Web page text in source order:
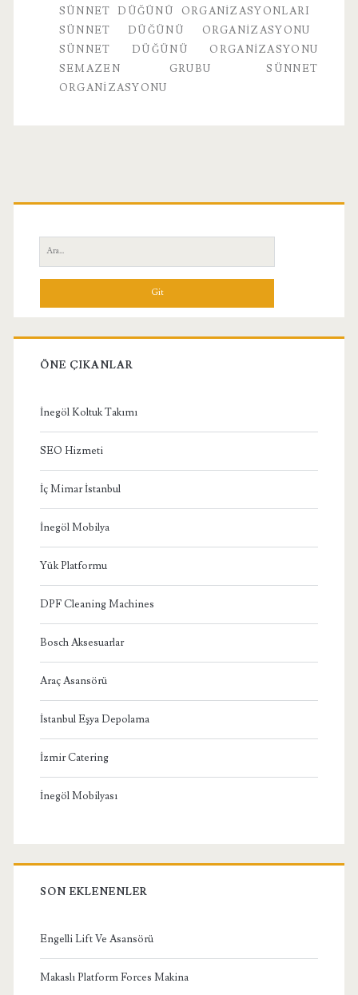
SÜNNET DÜĞÜNÜ ORGANIZASYONLARI
SÜNNET DÜĞÜNÜ ORGANIZASYONU
SÜNNET DÜĞÜNÜ ORGANIZASYONU
SEMAZEN GRUBU
SÜNNET
ORGANIZASYONU
Birincil
Yan
Menü
Ara:
ÖNE ÇIKANLAR
İnegöl Koltuk Takımı
SEO Hizmeti
İç Mimar İstanbul
İnegöl Mobilya
Yük Platformu
DPF Cleaning Machines
Bosch Aksesuarlar
Araç Asansörü
İstanbul Eşya Depolama
İzmir Catering
İnegöl Mobilyası
SON EKLENENLER
Engelli Lift Ve Asansörü
Makaslı Platform Forces Makina